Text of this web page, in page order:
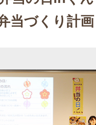
当づくり計画